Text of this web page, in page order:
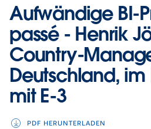
Aufwändige BI-
passé - Henrik
Country-
Deutschland,
mit E-3
PDF HERUNTERLADEN